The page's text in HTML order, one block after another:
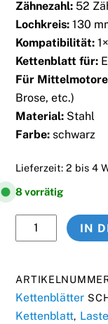
Zähnezahl: 52
Lochkreis: 130
Kompatibilität:
Kettenblatt für:
Für
Brose, etc.)
Material: Stahl
Farbe: schwarz
Lieferzeit:2 bis 4
8 vorrätig
Tern
Kettenblatt
P9
52
Zähne
IN
Kettenblätter
Kettenblatt,